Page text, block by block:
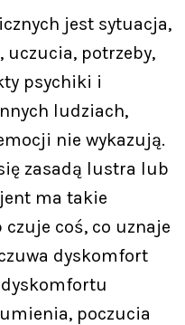
jest sytuacja,
uczucia, potrzeby,
psychiki i
ludziach,
nie wykazują.
zasadą lustra lub
ma takie
coś, co uznaje
dyskomfort
dyskomfortu
poczucia